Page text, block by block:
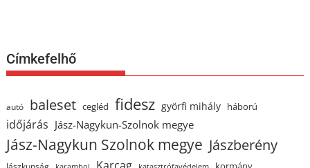
Címkefelhő
autó baleset cegléd fidesz györfi mihály háború
időjárás Jász-Nagykun-Szolnok megye
Jász-Nagykun Szolnok megye Jászberény
Karcag